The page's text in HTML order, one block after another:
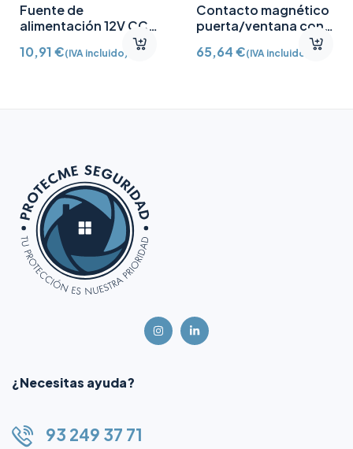
Fuente de
alimentación 12V CC
10,91€(IVA incluido)
Contacto magnético
puerta/ventana con
Detector vibración e
inclinación AJ-
65,64€(IVA incluido)
¿Necesitas ayuda?
93 249 37 71